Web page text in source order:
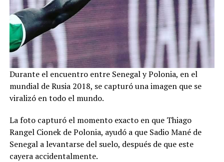
Durante el encuentro entre Senegal y Polonia, en el
mundial de Rusia 2018, se capturó una imagen que se
viralizó en todo el mundo.
La foto capturó el momento exacto en que Thiago
Rangel Cionek de Polonia, ayudó a que Sadio Mané de
Senegal a levantarse del suelo, después de que este
cayera accidentalmente.